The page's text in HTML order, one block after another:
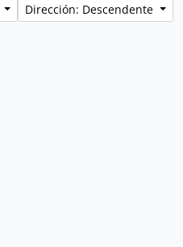
Dirección: Descendente